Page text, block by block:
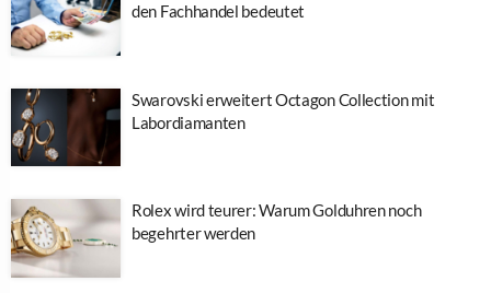
den Fachhandel bedeutet
Swarovski erweitert Octagon Collection mit
Labordiamanten
Rolex wird teurer: Warum Golduhren noch
begehrter werden